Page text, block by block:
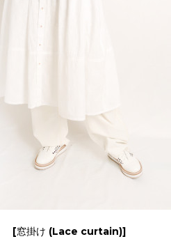
[窓掛け (Lace curtain)]